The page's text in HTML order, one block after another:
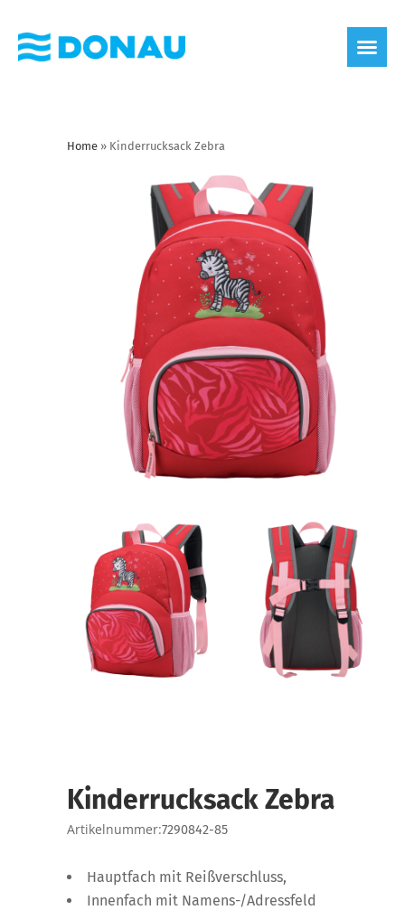
Home » Kinderrucksack Zebra
Kinderrucksack Zebra
Artikelnummer:7290842-85
Hauptfach mit Reißverschluss,
Innenfach mit Namens-/Adressfeld